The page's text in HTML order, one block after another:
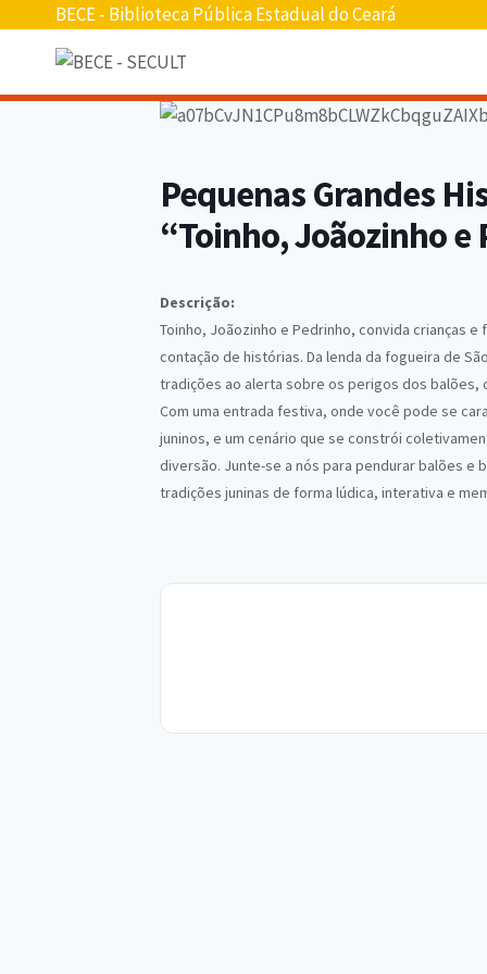
conteúdo
BECE - Biblioteca Pública Estadual do Ceará
Pequenas Grandes
“Toinho, Joãozinho e
Descrição:
Toinho, Joãozinho e Pedrinho, convida crianças
contação de histórias. Da lenda da fogueira de
tradições ao alerta sobre os perigos dos balões,
Com uma entrada festiva, onde você pode se
juninos, e um cenário que se constrói
diversão. Junte-se a nós para pendurar balões e
tradições juninas de forma lúdica, interativa e